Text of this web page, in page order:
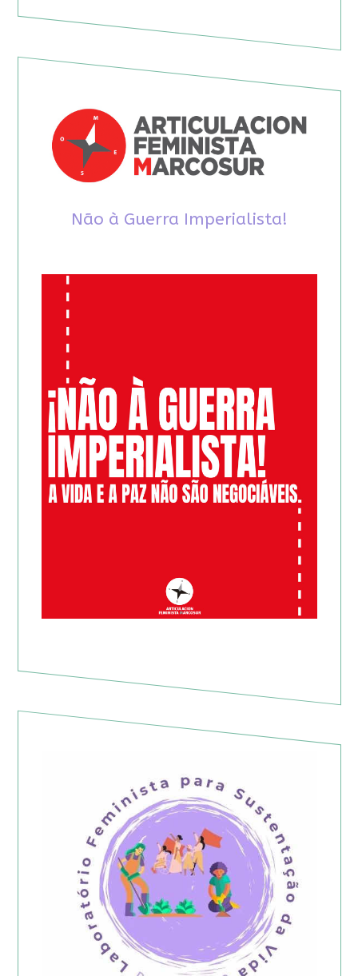
Não à Guerra Imperialista!